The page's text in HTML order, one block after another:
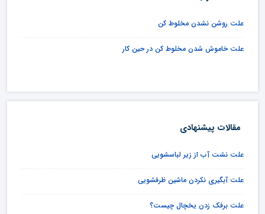
علت روشن نشدن مخلوط کن
علت خاموش شدن مخلوط کن در حین کار
مقالات پیشنهادی
علت نشت آب از زیر لباسشویی
علت آبگیری نکردن ماشین ظرفشویی
علت برفک زدن یخچال چیست؟